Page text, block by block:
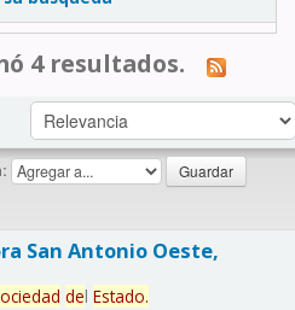
4 resultados.
San Antonio Oeste,
del Estado.